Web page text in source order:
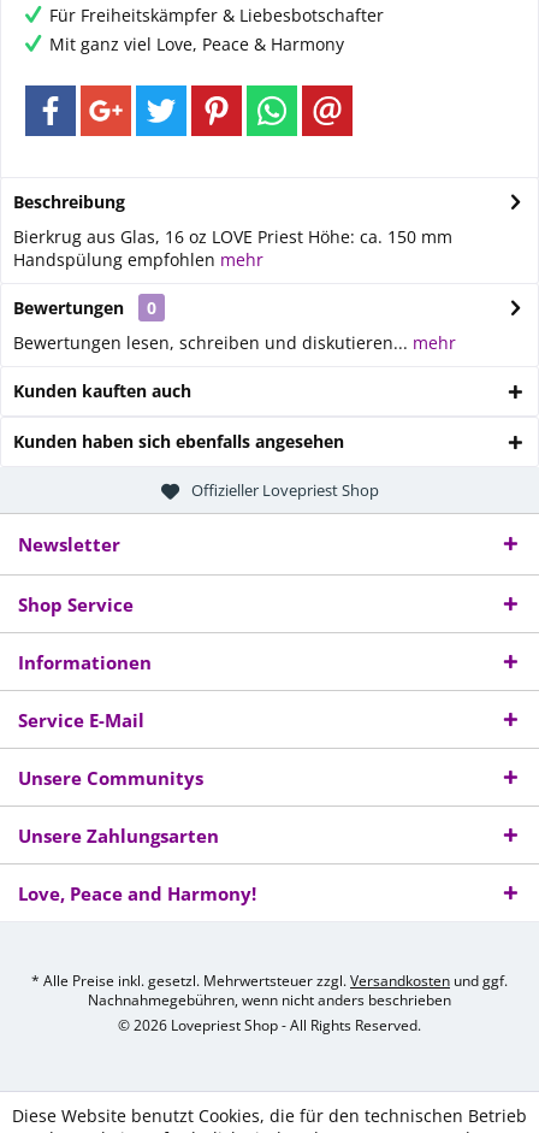
Für Freiheitskämpfer & Liebesbotschafter
Mit ganz viel Love, Peace & Harmony
Beschreibung
Bierkrug aus Glas, 16 oz LOVE Priest Höhe: ca. 150 mm
Handspülung empfohlen mehr
Bewertungen
0
Bewertungen lesen, schreiben und diskutieren... mehr
Kunden kauften auch
Kunden haben sich ebenfalls angesehen
Offizieller Lovepriest Shop
Newsletter
Shop Service
Informationen
Service E-Mail
Unsere Communitys
Unsere Zahlungsarten
Love, Peace and Harmony!
* Alle Preise inkl. gesetzl. Mehrwertsteuer zzgl.Versandkosten und ggf.
Nachnahmegebühren, wenn nicht anders beschrieben
© 2026 Lovepriest Shop - All Rights Reserved.
Diese Website benutzt Cookies, die für den technischen Betrieb